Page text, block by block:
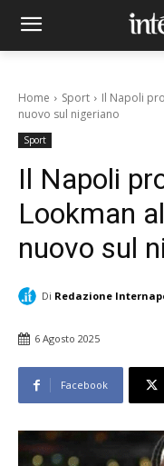
Home Sport
Il Napoli
nuovo sul nigeriano
Sport
Il Napoli
Lookman
nuovo sul
Di Redazione
6 Agosto 2025
Facebook